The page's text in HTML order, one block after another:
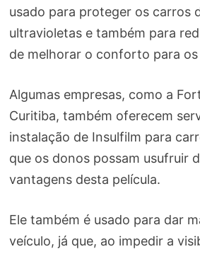
usado para proteger os carros
ultravioletas e também para
de melhorar o conforto para
Algumas empresas, como a
Curitiba, também oferecem
instalação de Insulfilm para
que os donos possam usufruir
vantagens desta película.
Ele também é usado para dar
veículo, já que, ao impedir a